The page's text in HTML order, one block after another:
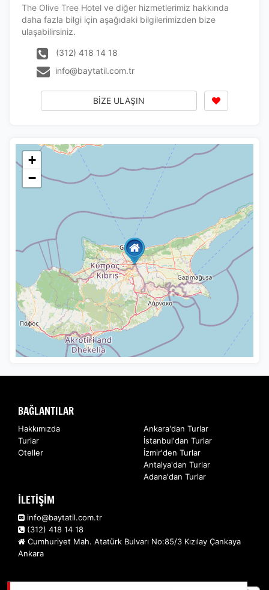
The Olive Tree Hotel ve diğer hizmetlerimiz hakkında
daha fazla bilgi için aşağıdaki bilgilerimizden bize
ulaşabilirsiniz.
(312) 418 14 18
info@baytatil.com.tr
BİZE ULAŞIN
+
−
BAĞLANTILAR
Hakkımızda
Turlar
Oteller
Ankara'dan Turlar
İstanbul'dan Turlar
İzmir'den Turlar
Antalya'dan Turlar
Adana'dan Turlar
İLETİŞİM
info@baytatil.com.tr
(312) 418 14 18
Cumhuriyet Mah. Atatürk Bulvarı No:85/3 Kızılay Çankaya
Ankara